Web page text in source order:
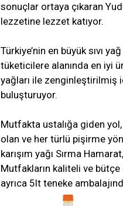
sonuçlar ortaya çıkaran
lezzetine lezzet katıyor.
Türkiye’nin en büyük sıvı
tüketicilere alanında en iyi
yağları ile zenginleştirilmiş
buluşturuyor.
Mutfakta ustalığa giden
olan ve her türlü pişirme
karışım yağı Sırma
Mutfakların kaliteli ve
ayrıca 5lt teneke